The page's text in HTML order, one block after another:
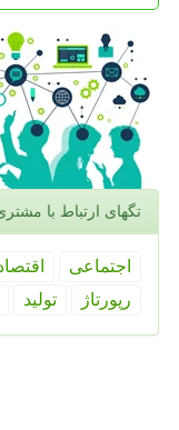
تگهای ارتباط با
اجتماعی
رپورتاژ
تولید